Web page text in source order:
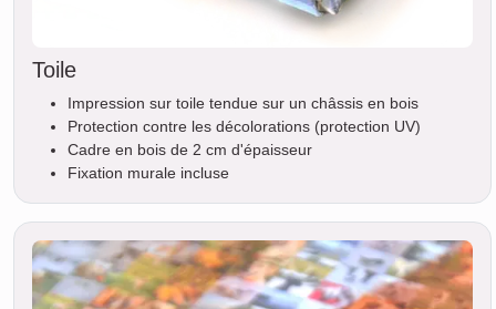
Toile
Impression sur toile tendue sur un châssis en bois
Protection contre les décolorations (protection UV)
Cadre en bois de 2 cm d'épaisseur
Fixation murale incluse